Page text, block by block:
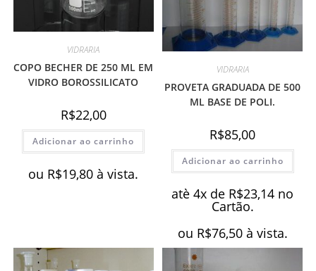
VIDRARIA
COPO BECHER DE 250 ML EM
VIDRO BOROSSILICATO
R$22,00
Adicionar ao carrinho
ou R$19,80 à vista.
VIDRARIA
PROVETA GRADUADA DE 500
ML BASE DE POLI.
R$85,00
Adicionar ao carrinho
atè 4x de R$23,14 no
Cartão.
ou R$76,50 à vista.